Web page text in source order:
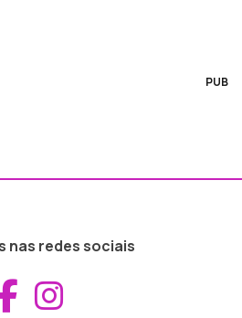
PUB
nas redes sociais
Aceder ao